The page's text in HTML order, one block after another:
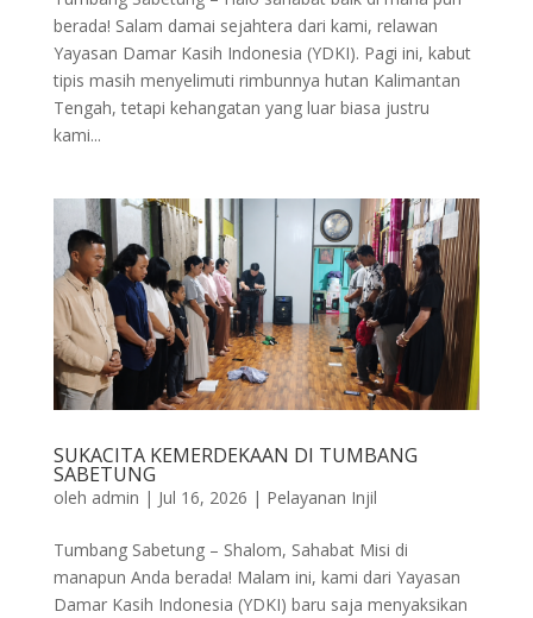
berada! Salam damai sejahtera dari kami, relawan
Yayasan Damar Kasih Indonesia (YDKI). Pagi ini, kabut
tipis masih menyelimuti rimbunnya hutan Kalimantan
Tengah, tetapi kehangatan yang luar biasa justru
kami...
SUKACITA KEMERDEKAAN DI TUMBANG
SABETUNG
oleh admin | Jul 16, 2026 | Pelayanan Injil
Tumbang Sabetung – Shalom, Sahabat Misi di
manapun Anda berada! Malam ini, kami dari Yayasan
Damar Kasih Indonesia (YDKI) baru saja menyaksikan